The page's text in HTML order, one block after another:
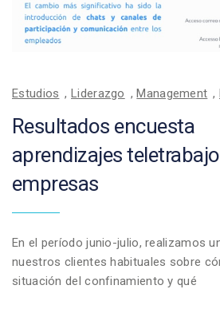
Estudios ,Liderazgo ,Management ,
Resultados encuesta
aprendizajes
empresas
En el período junio-julio, realizamos
nuestros clientes habituales sobre
situación del confinamiento y qué